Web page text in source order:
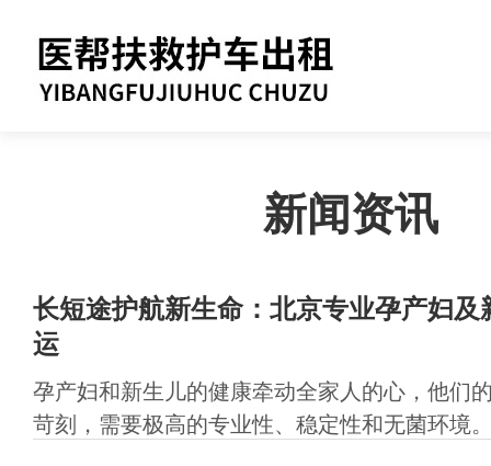
新闻资讯
长短途护航新生命：北京专业孕产妇及
运
孕产妇和新生儿的健康牵动全家人的心，他们
苛刻，需要极高的专业性、稳定性和无菌环境